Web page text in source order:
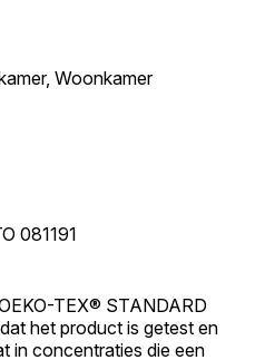
Woonkamer
081191
TEX® STANDARD
het product is getest en
in concentraties die een